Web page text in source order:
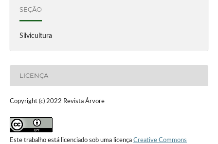
SEÇÃO
Silvicultura
LICENÇA
Copyright (c) 2022 Revista Árvore
Este trabalho está licenciado sob uma licença Creative Commons